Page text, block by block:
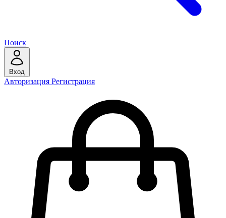
Поиск
Вход
Авторизация Регистрация